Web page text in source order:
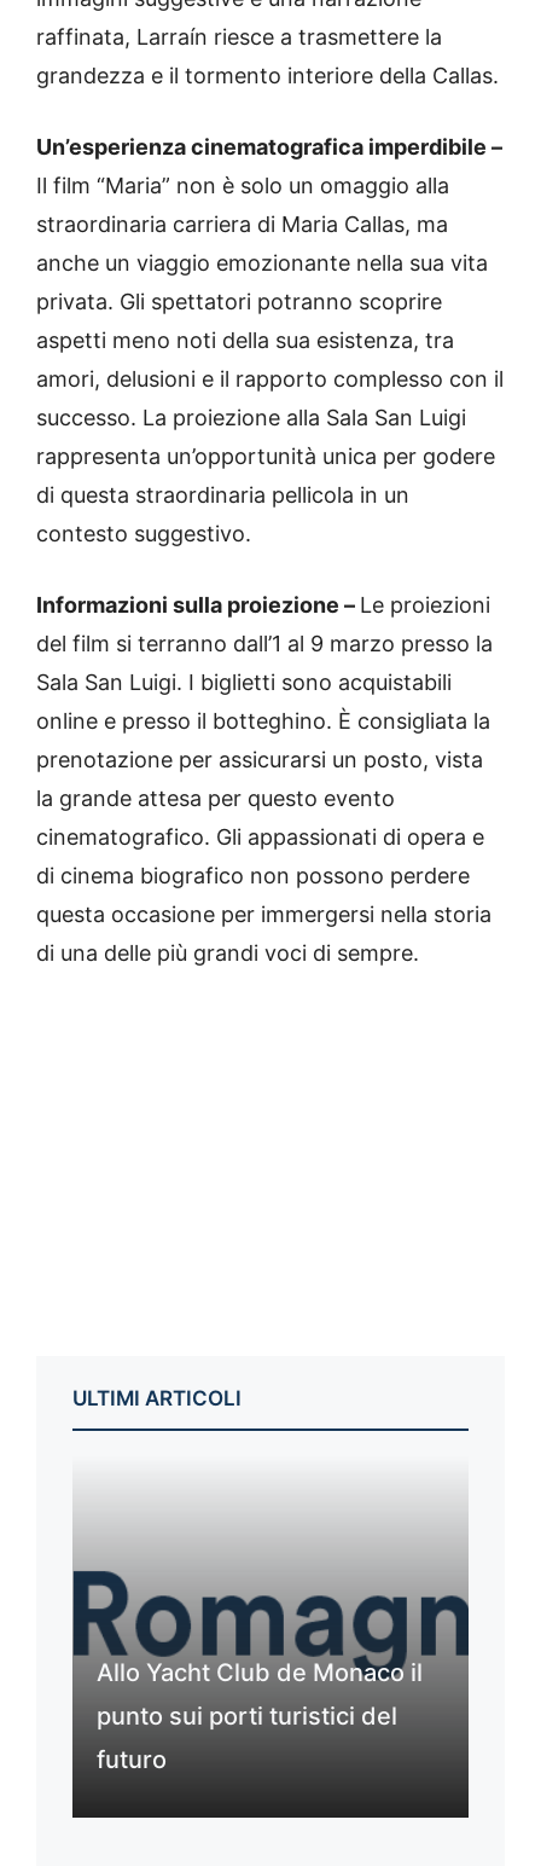
raffinata, Larraín riesce a trasmettere la
grandezza e il tormento interiore della Callas.
Un’esperienza cinematografica imperdibile –
Il film “Maria” non è solo un omaggio alla
straordinaria carriera di Maria Callas, ma
anche un viaggio emozionante nella sua vita
privata. Gli spettatori potranno scoprire
aspetti meno noti della sua esistenza, tra
amori, delusioni e il rapporto complesso con il
successo. La proiezione alla Sala San Luigi
rappresenta un’opportunità unica per godere
di questa straordinaria pellicola in un
contesto suggestivo.
Informazioni sulla proiezione – Le proiezioni
del film si terranno dall’1 al 9 marzo presso la
Sala San Luigi. I biglietti sono acquistabili
online e presso il botteghino. È consigliata la
prenotazione per assicurarsi un posto, vista
la grande attesa per questo evento
cinematografico. Gli appassionati di opera e
di cinema biografico non possono perdere
questa occasione per immergersi nella storia
di una delle più grandi voci di sempre.
ULTIMI ARTICOLI
Allo Yacht Club de Monaco il
punto sui porti turistici del
futuro